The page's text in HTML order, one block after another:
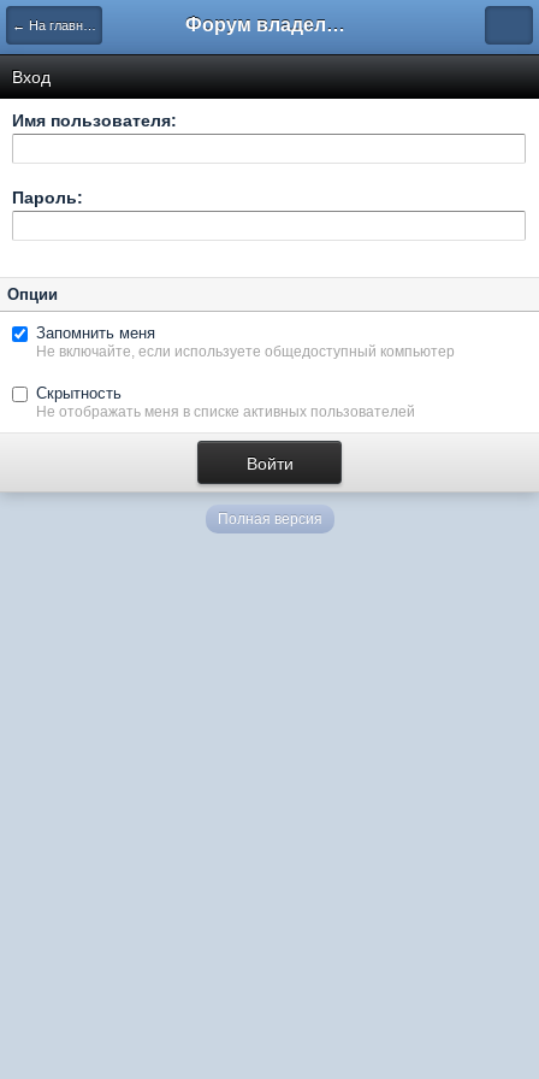
← На главную Форум владельцев интернет-магазинов
Вход
Имя пользователя:
Пароль:
Опции
Запомнить меня
Не включайте, если используете общедоступный компьютер
Скрытность
Не отображать меня в списке активных пользователей
Полная версия